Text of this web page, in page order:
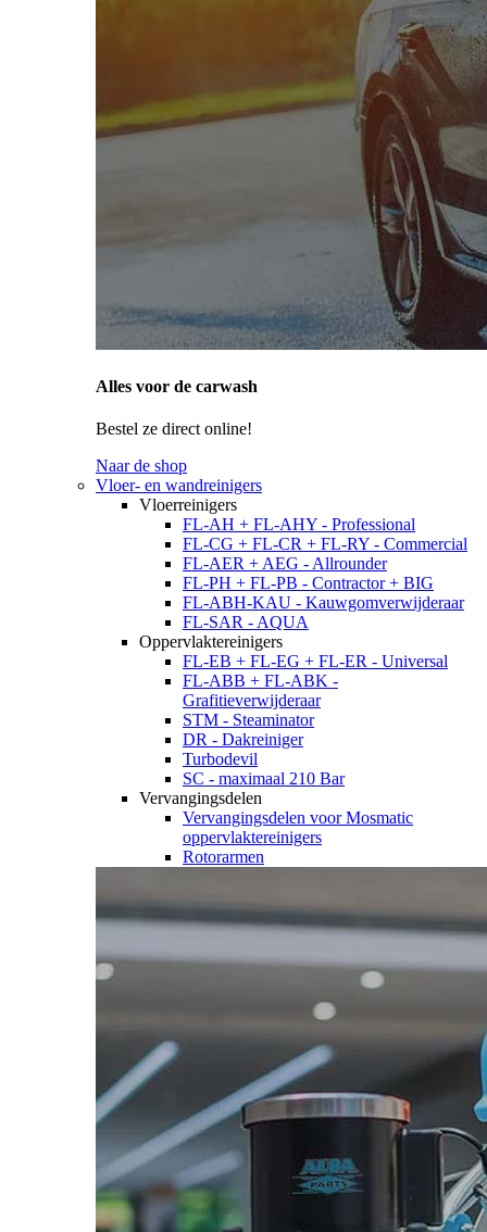
Alles voor de carwash
Bestel ze direct online!
Naar de shop
Vloer- en wandreinigers
Vloerreinigers
FL-AH + FL-AHY - Professional
FL-CG + FL-CR + FL-RY - Commercial
FL-AER + AEG - Allrounder
FL-PH + FL-PB - Contractor + BIG
FL-ABH-KAU - Kauwgomverwijderaar
FL-SAR - AQUA
Oppervlaktereinigers
FL-EB + FL-EG + FL-ER - Universal
FL-ABB + FL-ABK -
Grafitieverwijderaar
STM - Steaminator
DR - Dakreiniger
Turbodevil
SC - maximaal 210 Bar
Vervangingsdelen
Vervangingsdelen voor Mosmatic
oppervlaktereinigers
Rotorarmen